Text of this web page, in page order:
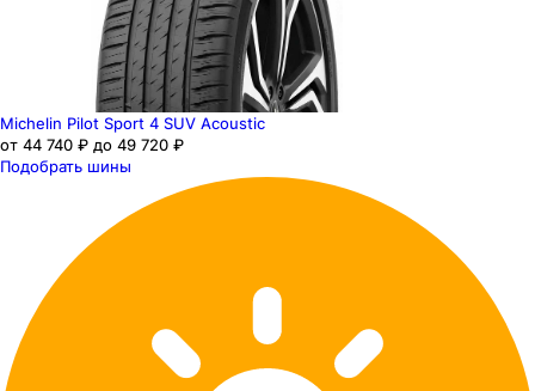
Michelin Pilot Sport 4 SUV Acoustic
от 44 740 ₽ до 49 720 ₽
Подобрать шины